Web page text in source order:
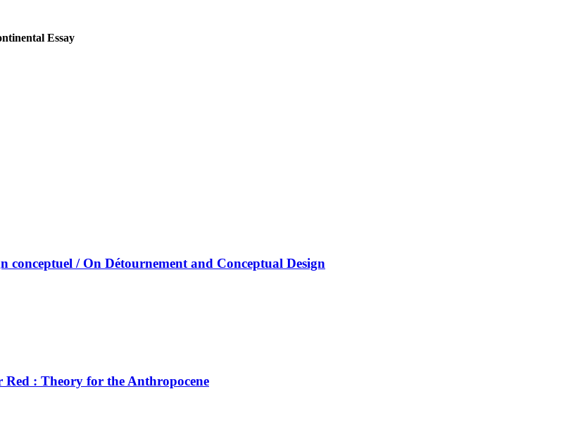
Essay
/ On Détournement and Conceptual Design
Red : Theory for the Anthropocene